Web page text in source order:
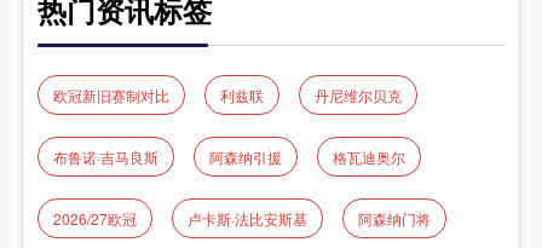
热门资讯标签
欧冠新旧赛制对比 利兹联 丹尼维尔贝克
布鲁诺·吉马良斯 阿森纳引援 格瓦迪奥尔
2026/27欧冠 卢卡斯·法比安斯基 阿森纳门将